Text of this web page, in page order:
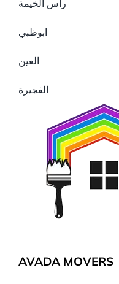
راس الخيمة
ابوظبي
العين
الفجيرة
AVADA MOVERS